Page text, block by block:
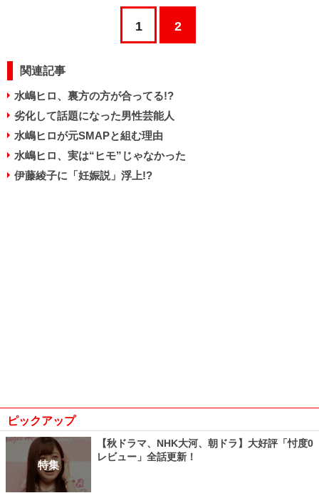
1 2
関連記事
水嶋ヒロ、裏方の方が合ってる!?
劣化して話題になった男性芸能人
水嶋ヒロが元SMAPと組む理由
水嶋ヒロ、実は“ヒモ”じゃなかった
伊藤綾子に「妊娠説」浮上!?
ピックアップ
特集
【秋ドラマ、NHK大河、朝ドラ】大好評「忖度0
レビュー」全話更新！